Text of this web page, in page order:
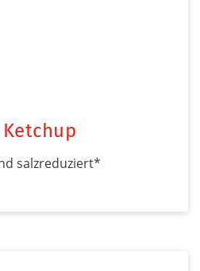
salzreduziert*